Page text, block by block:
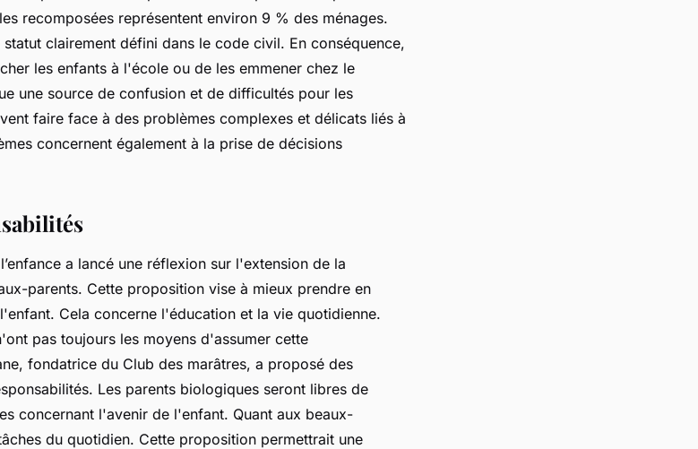
recomposées représentent environ 9 % des ménages.
clairement défini dans le code civil. En conséquence,
les enfants à l'école ou de les emmener chez le
une source de confusion et de difficultés pour les
faire face à des problèmes complexes et délicats liés à
concernent également à la prise de décisions
a lancé une réflexion sur l'extension de la
parents. Cette proposition vise à mieux prendre en
Cela concerne l'éducation et la vie quotidienne.
pas toujours les moyens d'assumer cette
fondatrice du Club des marâtres, a proposé des
Les parents biologiques seront libres de
concernant l'avenir de l'enfant. Quant aux beaux-
du quotidien. Cette proposition permettrait une